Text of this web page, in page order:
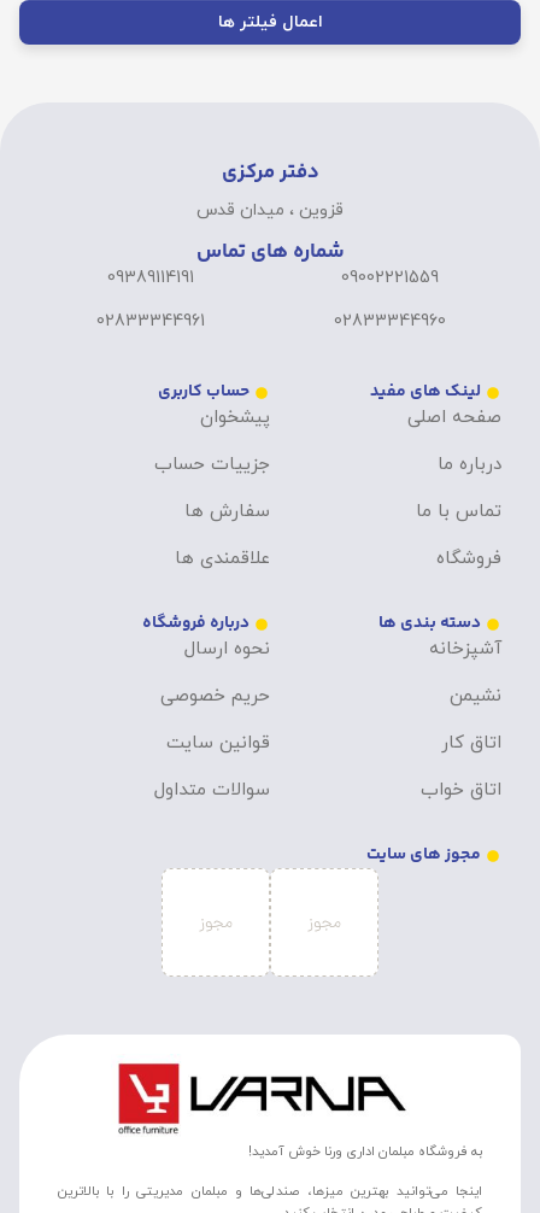
اعمال فیلتر ها
دفتر مرکزی
قزوین ، میدان قدس
شماره های تماس
09002221559
02833344960
09389114191
02833344961
لینک های مفید
صفحه اصلی
درباره ما
تماس با ما
فروشگاه
حساب کاربری
پیشخوان
جزییات حساب
سفارش ها
علاقمندی ها
دسته بندی ها
آشپزخانه
نشیمن
اتاق کار
اتاق خواب
درباره فروشگاه
نحوه ارسال
حریم خصوصی
قوانین سایت
سوالات متداول
مجوز های سایت
به فروشگاه مبلمان اداری ورنا خوش آمدید!
اینجا می‌توانید بهترین میزها، صندلی‌ها و مبلمان مدیریتی را با بالاترین